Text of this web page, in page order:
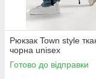
Рюкзак Town style
чорна unisex
Готово до відправки